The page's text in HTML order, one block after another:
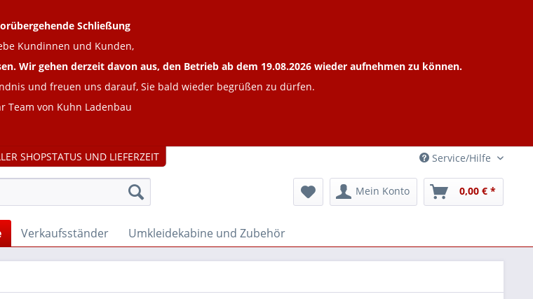
Service/Hilfe
Mein Konto 0,00 € *
Verkaufsständer Umkleidekabine und Zubehör
SHOPSTATUS UND LIEFERZEIT
Schließung
Kundinnen und Kunden,
Wir gehen derzeit davon aus, den Betrieb ab dem 19.08.2026 wieder aufnehmen zu können.
und freuen uns darauf, Sie bald wieder begrüßen zu dürfen.
Team von Kuhn Ladenbau